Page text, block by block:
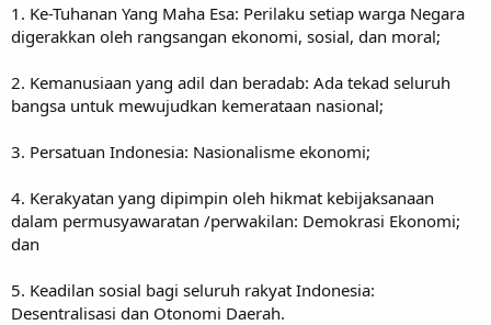
1. Ke-Tuhanan Yang Maha Esa: Perilaku setiap warga Negara
digerakkan oleh rangsangan ekonomi, sosial, dan moral;
2. Kemanusiaan yang adil dan beradab: Ada tekad seluruh
bangsa untuk mewujudkan kemerataan nasional;
3. Persatuan Indonesia: Nasionalisme ekonomi;
4. Kerakyatan yang dipimpin oleh hikmat kebijaksanaan
dalam permusyawaratan /perwakilan: Demokrasi Ekonomi;
dan
5. Keadilan sosial bagi seluruh rakyat Indonesia:
Desentralisasi dan Otonomi Daerah.